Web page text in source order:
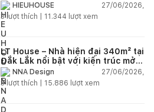
HIEUHOUSE
27/06/2026,
3lượt thích | 11.344 lượt xem
LT House – Nhà hiện đại 340m² tại
Đắk Lắk nổi bật với kiến trúc mở
và hệ sân vườn kết nối thiên
nhiên
NNA Design
27/06/2026,
3lượt thích | 15.886 lượt xem